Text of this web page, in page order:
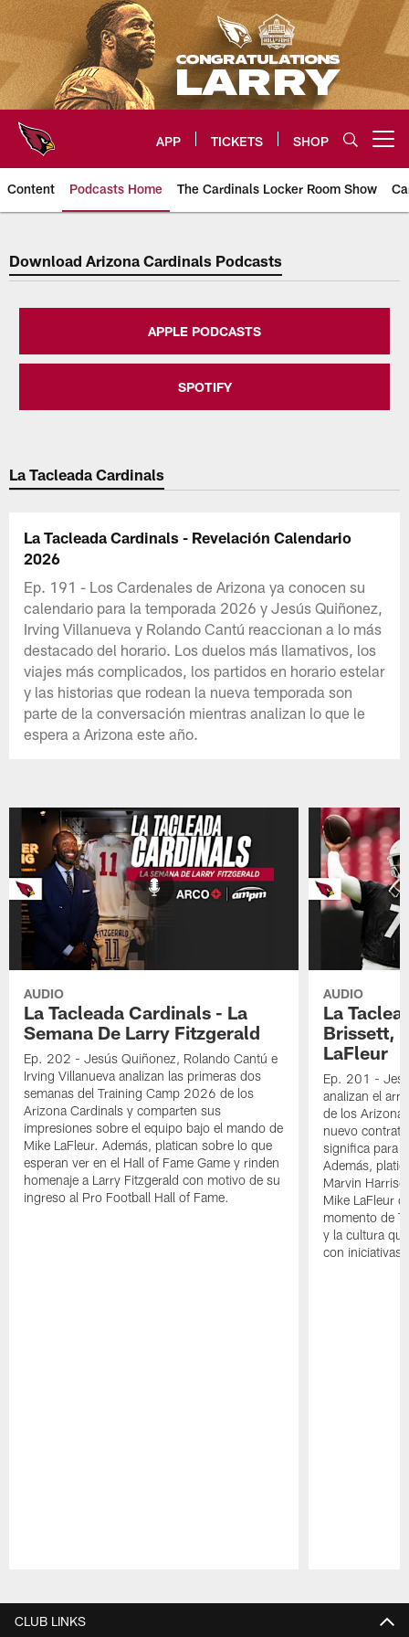
Skip
to
main
content
APP TICKETS SHOP
Content Podcasts Home The Cardinals Locker Room Show
Arizona Cardinals Home: The
Download Arizona Cardinals Podcasts
APPLE PODCASTS
SPOTIFY
La Tacleada Cardinals
La Tacleada Cardinals - Revelación Calendario
2026
Ep. 191 - Los Cardenales de Arizona ya conocen su
calendario para la temporada 2026 y Jesús Quiñonez,
Irving Villanueva y Rolando Cantú reaccionan a lo más
destacado del horario. Los duelos más llamativos, los
viajes más complicados, los partidos en horario estelar
y las historias que rodean la nueva temporada son
parte de la conversación mientras analizan lo que le
espera a Arizona este año.
AUDIO
La Tacleada Cardinals - La
Semana De Larry Fitzgerald
Ep. 202 - Jesús Quiñonez, Rolando Cantú e
Irving Villanueva analizan las primeras dos
semanas del Training Camp 2026 de los
Arizona Cardinals y comparten sus
impresiones sobre el equipo bajo el mando de
Mike LaFleur. Además, platican sobre lo que
esperan ver en el Hall of Fame Game y rinden
homenaje a Larry Fitzgerald con motivo de su
ingreso al Pro Football Hall of Fame.
AUDIO
La
Brissett,
LaFleur
Ep. 201 -
analizan el
de los Arizona
nuevo
significa para
Además,
Marvin
Mike LaFleur
momento de
y la cultura
con iniciativas
CLUB LINKS